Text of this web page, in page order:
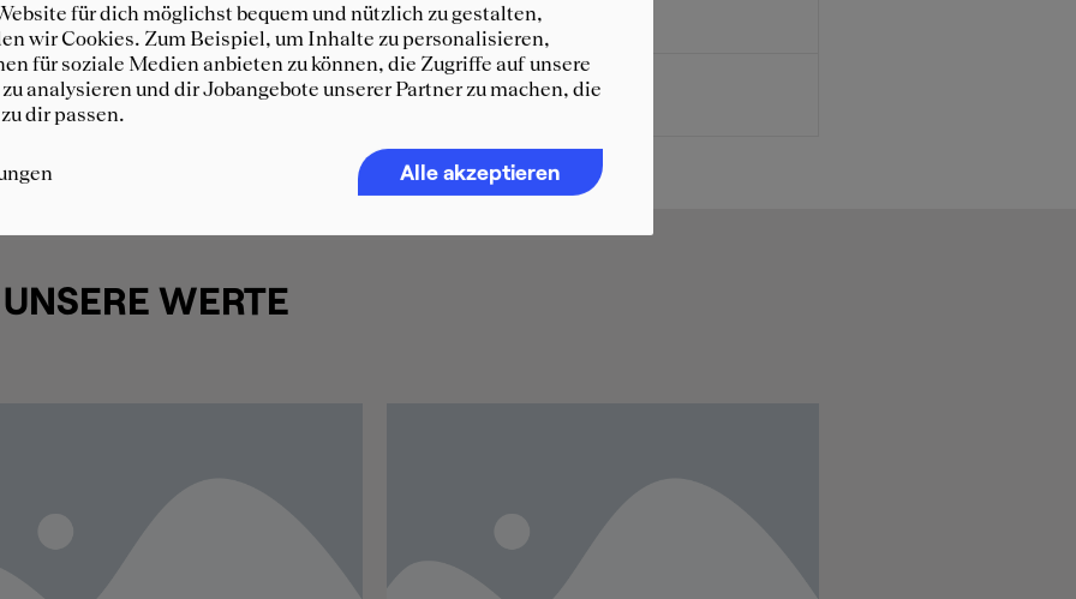
UNSERE WERTE
für dich möglichst bequem und nützlich zu gestalten,
wir Cookies. Zum Beispiel, um Inhalte zu personalisieren,
für soziale Medien anbieten zu können, die Zugriffe auf unsere
analysieren und dir Jobangebote unserer Partner zu machen, die
dir passen.
Alle akzeptieren